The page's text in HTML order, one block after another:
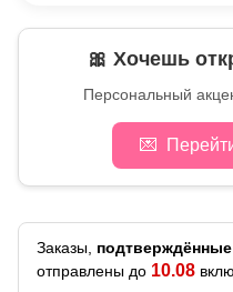
🎀 Хочешь
Персональный
💌
Заказы, подтверждённые
отправлены до 10.08